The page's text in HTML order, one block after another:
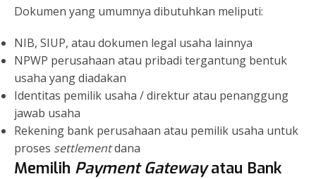
Dokumen yang umumnya dibutuhkan meliputi:
NIB, SIUP, atau dokumen legal usaha lainnya
NPWP perusahaan atau pribadi tergantung bentuk
usaha yang diadakan
Identitas pemilik usaha / direktur atau penanggung
jawab usaha
Rekening bank perusahaan atau pemilik usaha untuk
proses settlementdana
Memilih Payment Gatewayatau Bank